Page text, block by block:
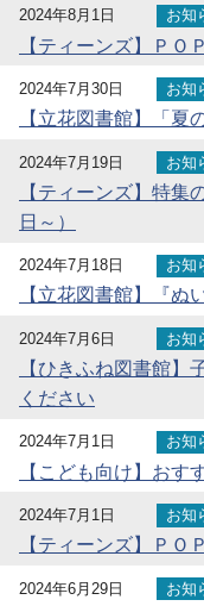
2024年8月1日 お知
【ティーンズ】ＰＯ
2024年7月30日 お知
【立花図書館】「夏
2024年7月19日 お知
【ティーンズ】特集
日～）
2024年7月18日 お知
【立花図書館】『ぬ
2024年7月6日 お知
【ひきふね図書館】
ください
2024年7月1日 お知
【こども向け】おす
2024年7月1日 お知
【ティーンズ】ＰＯ
2024年6月29日 お知